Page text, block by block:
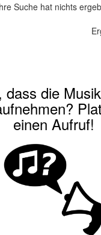
Suche hat nichts
dass die
einen Aufruf!